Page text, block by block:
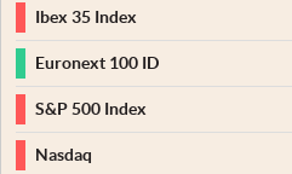
Ibex 35 Index
Euronext 100 ID
S&P 500 Index
Nasdaq